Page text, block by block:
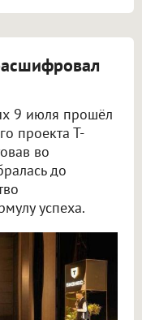
9 июля прошёл
проекта Т-
во
до
успеха.